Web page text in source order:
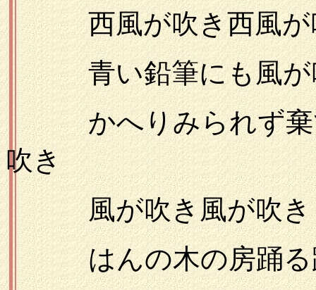
西風が吹き西風が
青い鉛筆にも風が
かへりみられず棄て
吹き
風が吹き風が吹き
はんの木の房踊る